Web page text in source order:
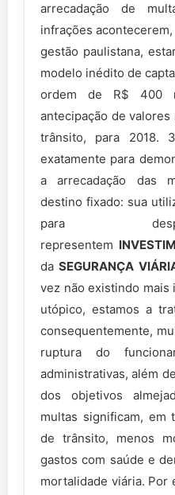
arrecadação de
infrações
gestão paulistana,
modelo inédito de
ordem de R$ 400
antecipação de
trânsito, para 2018.
exatamente para
a arrecadação das
destino fixado: sua
para
representem
daSEGURANÇA
vez não existindo mais
utópico, estamos a
consequentemente,
ruptura do
administrativas, além
dos objetivos
multas significam, em
de trânsito, menos
gastos com saúde e
mortalidade viária.